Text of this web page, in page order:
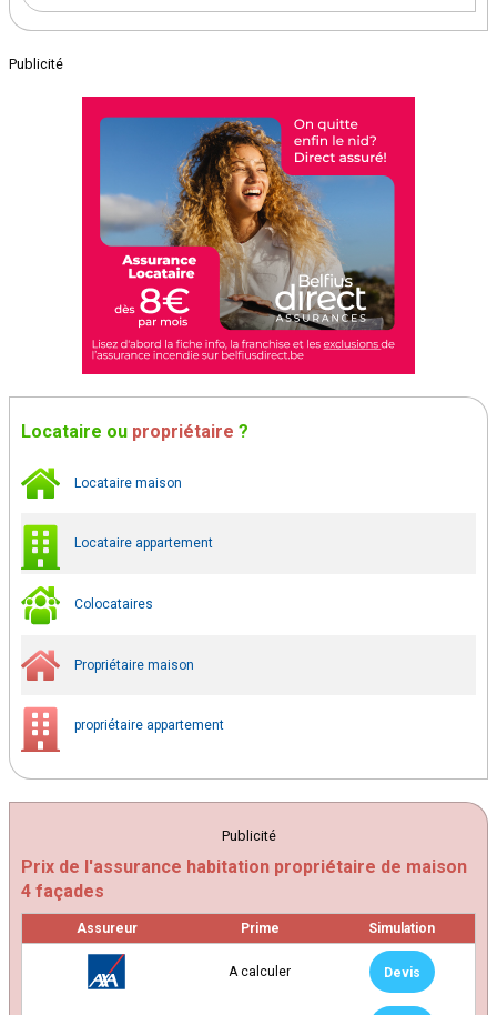
Publicité
Locataire ou propriétaire ?
Locataire maison
Locataire appartement
Colocataires
Propriétaire maison
propriétaire appartement
Publicité
Prix de l'assurance habitation propriétaire de maison
4 façades
Assureur Prime Simulation
A calculer Devis